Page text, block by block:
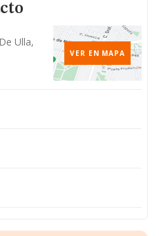
Ulla,
VER EN MAPA